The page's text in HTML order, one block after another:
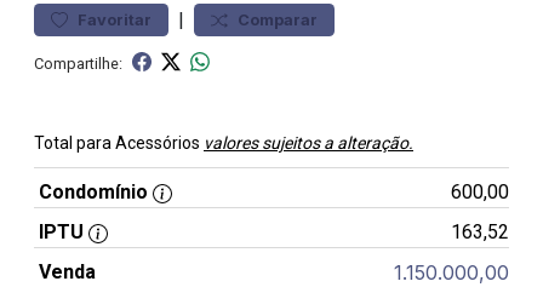
Favoritar | Comparar
Compartilhe:
Total para Acessórios valores sujeitos a alteração.
Condomínio
600,00
IPTU
163,52
Venda
1.150.000,00